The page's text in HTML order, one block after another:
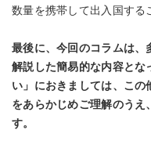
数量を携帯して出入国する
最後に、今回のコラムは、
解説した簡易的な内容と
い」におきましては、こ
をあらかじめご理解のう
す。